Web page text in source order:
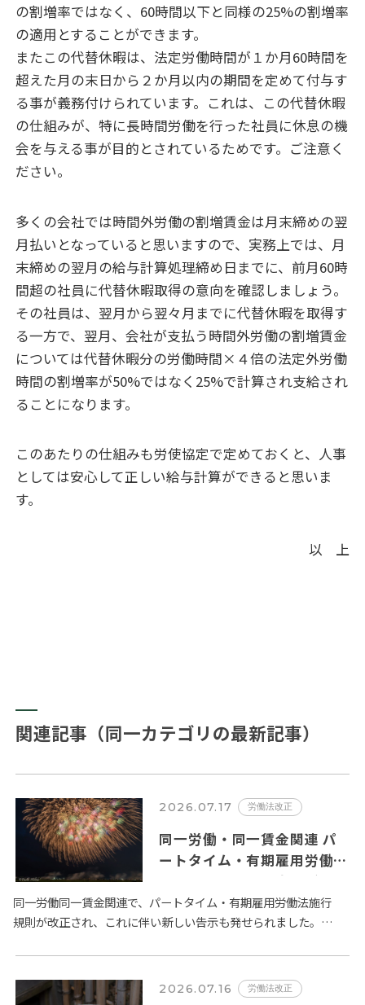
の割増率ではなく、60時間以下と同様の25%の割増率
の適用とすることができます。
またこの代替休暇は、法定労働時間が１か月60時間を
超えた月の末日から２か月以内の期間を定めて付与す
る事が義務付けられています。これは、この代替休暇
の仕組みが、特に長時間労働を行った社員に休息の機
会を与える事が目的とされているためです。ご注意く
ださい。
多くの会社では時間外労働の割増賃金は月末締めの翌
月払いとなっていると思いますので、実務上では、月
末締めの翌月の給与計算処理締め日までに、前月60時
間超の社員に代替休暇取得の意向を確認しましょう。
その社員は、翌月から翌々月までに代替休暇を取得す
る一方で、翌月、会社が支払う時間外労働の割増賃金
については代替休暇分の労働時間×４倍の法定外労働
時間の割増率が50%ではなく25%で計算され支給され
ることになります。
このあたりの仕組みも労使協定で定めておくと、人事
としては安心して正しい給与計算ができると思いま
す。
以 上
関連記事（同一カテゴリの最新記事）
2026.07.17 労働法改正
同一労働・同一賃金関連 パ
ートタイム・有期雇用労働者
に関するルールの変更が
2026年10月１日から施行さ
れます。
同一労働同一賃金関連で、パートタイム・有期雇用労働法施行
規則が改正され、これに伴い新しい告示も発せられました。全
ます。 …
2026.07.16 労働法改正